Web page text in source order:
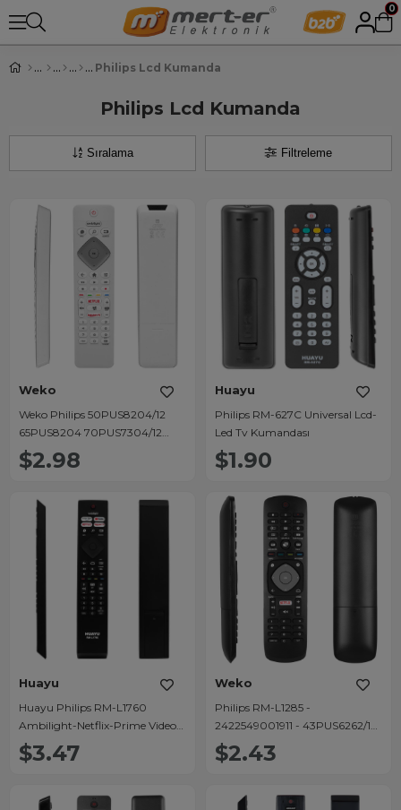
0
Philips Lcd Kumanda
Philips Lcd Kumanda
Filtreleme
Sıralama
Weko
Weko Philips 50PUS8204/12
65PUS8204 70PUS7304/12
Ambilight Netflix Rakuten Tuşlu
LCD LED TV Kumandası
$2.98
Huayu
Philips RM-627C Universal Lcd-
Led Tv Kumandası
$1.90
Huayu
Huayu Philips RM-L1760
Ambilight-Netflix-Prime Video-
Youtube-Rakuten Tv Tuşlu Led
Tv Kumanda
$3.47
Weko
Philips RM-L1285 -
2422549001911 - 43PUS6262/12
- 50PFL3807H/12 Netflix Tuşlu
Lcd TV Kumanda
$2.43